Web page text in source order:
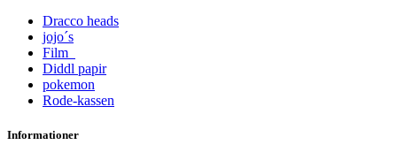
Dracco heads
jojo´s
Film
Diddl papir
pokemon
Rode-kassen
Informationer